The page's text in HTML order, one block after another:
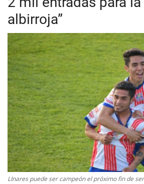
Crónica
Policial
Tribunales
Deporte
Política
Espectáculos
albirroja”
LInares puede ser campeón el próximo fin de